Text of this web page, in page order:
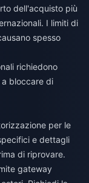
dell'acquisto più
I limiti di
spesso
richiedono
bloccare di
per le
e dettagli
di riprovare.
gateway